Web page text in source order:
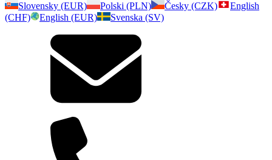
Slovensky (EUR)
Polski (PLN) Česky (CZK)
English
(CHF)
English (EUR) Svenska (SV)